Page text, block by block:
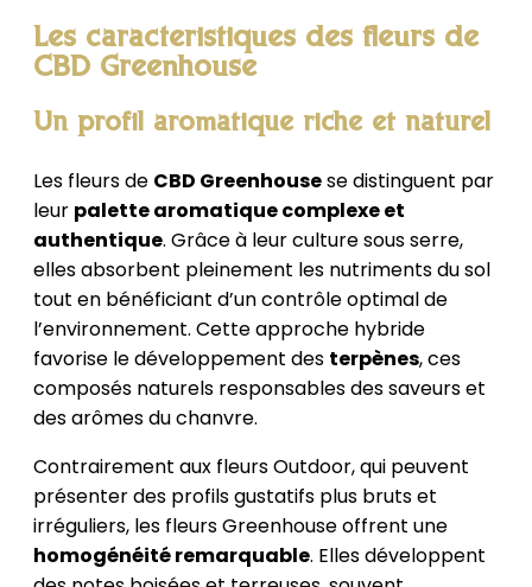
Les caractéristiques des fleurs de
CBD Greenhouse
Un profil aromatique riche et naturel
Les fleurs de CBD Greenhousese distinguent par
leur palette aromatique complexe et
authentique. Grâce à leur culture sous serre,
elles absorbent pleinement les nutriments du sol
tout en bénéficiant d’un contrôle optimal de
l’environnement. Cette approche hybride
favorise le développement des terpènes, ces
composés naturels responsables des saveurs et
des arômes du chanvre.
Contrairement aux fleurs Outdoor, qui peuvent
présenter des profils gustatifs plus bruts et
irréguliers, les fleurs Greenhouse offrent une
homogénéité remarquable. Elles développent